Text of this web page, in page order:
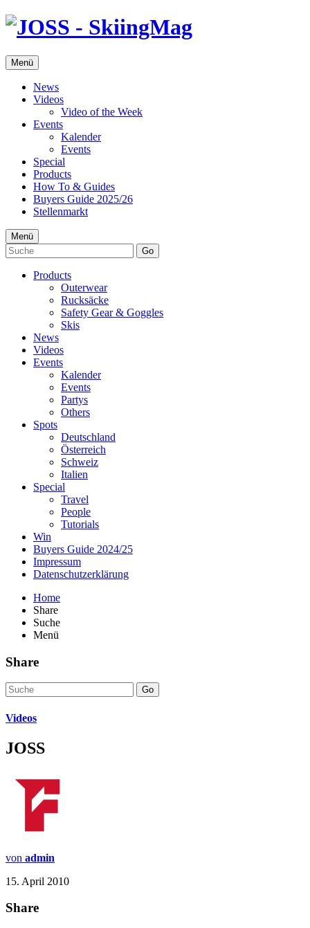
Menü
News
Videos
Video of the Week
Events
Kalender
Events
Special
Products
How To & Guides
Buyers Guide 2025/26
Stellenmarkt
Menü
Go
Products
Outerwear
Rucksäcke
Safety Gear & Goggles
Skis
News
Videos
Events
Kalender
Events
Partys
Others
Spots
Deutschland
Österreich
Schweiz
Italien
Special
Travel
People
Tutorials
Win
Buyers Guide 2024/25
Impressum
Datenschutzerklärung
Home
Share
Suche
Menü
Share
Go
Videos
JOSS
von admin
15. April 2010
Share